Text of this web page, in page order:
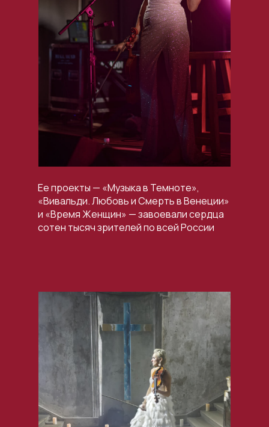
Ее проекты — «Музыка в Темноте»,
«Вивальди. Любовь и Смерть в Венеции»
и «Время Женщин» — завоевали сердца
сотен тысяч зрителей по всей России